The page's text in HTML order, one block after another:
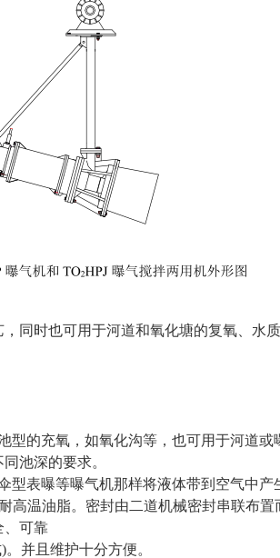
同时也可用于河道和氧化塘的复氧、水
的充氧，如氧化沟等，也可用于河道
池深的要求。
表曝等曝气机那样将液体带到空气中产
高温油脂。密封由二道机械密封串联布
、可靠
并且维护十分方便。